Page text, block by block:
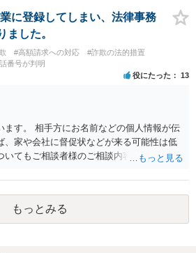
に登録してしまい、法律事務
ました。
#高額請求への対応
#詐欺の法的措置
番号が判明
役にたった 13
ます。 相手方にお名前などの個人情報が伝
、家や会社に督促状などが来る可能性は低
いてもご相談者様のご相談内容を踏まえま
もっとみる